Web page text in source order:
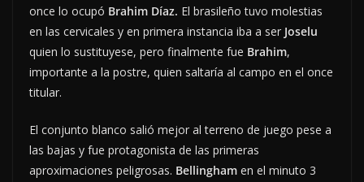
once lo ocupó Brahim Díaz. El brasileño tuvo molestias
en las cervicales y en primera instancia iba a ser Joselu
quien lo sustituyese, pero finalmente fue Brahim,
importante a la postre, quien saltaría al campo en el once
titular.
El conjunto blanco salió mejor al terreno de juego pese a
las bajas y fue protagonista de las primeras
aproximaciones peligrosas. Bellingham en el minuto 3